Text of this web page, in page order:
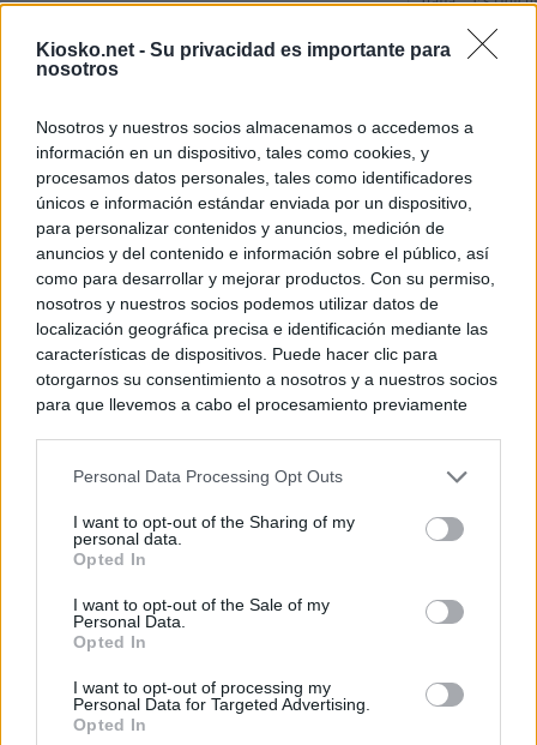
Kiosko.net - Su privacidad es importante para
nosotros
Nosotros y nuestros socios almacenamos o accedemos a
información en un dispositivo, tales como cookies, y
procesamos datos personales, tales como identificadores
únicos e información estándar enviada por un dispositivo,
para personalizar contenidos y anuncios, medición de
anuncios y del contenido e información sobre el público, así
como para desarrollar y mejorar productos. Con su permiso,
nosotros y nuestros socios podemos utilizar datos de
localización geográfica precisa e identificación mediante las
características de dispositivos. Puede hacer clic para
otorgarnos su consentimiento a nosotros y a nuestros socios
para que llevemos a cabo el procesamiento previamente
negar su consentimiento. Tenga en cuenta que algún
de su consentimiento, pero usted tiene el derecho de
rechazar tal procesamiento. Sus preferencias se aplicarán
cualquier momento entrando de nuevo en este sitio web o
visitando nuestra política de privacidad.
Personal Data Processing Opt Outs
I want to opt-out of the Sharing of my
personal data.
Opted In
I want to opt-out of the Sale of my
Personal Data.
Opted In
I want to opt-out of processing my
Personal Data for Targeted Advertising.
Opted In
Última hora
tacha de
Sánchez
© Kiosko.net Aviso Legal Privacidad y Cookies